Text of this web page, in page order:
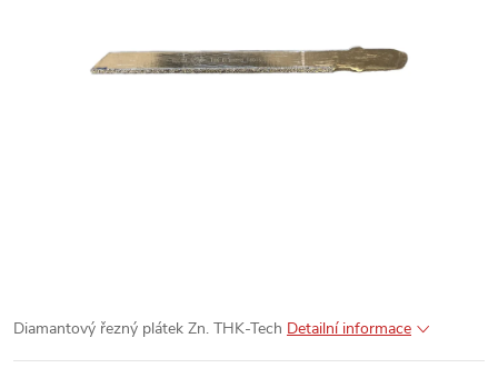
Diamantový řezný plátek Zn. THK-Tech Detailní informace